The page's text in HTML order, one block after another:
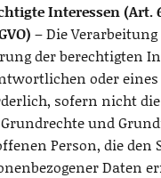
Interessen (Art.
– Die
der berechtigten
oder
sofern nicht
und
Person, die den
Daten